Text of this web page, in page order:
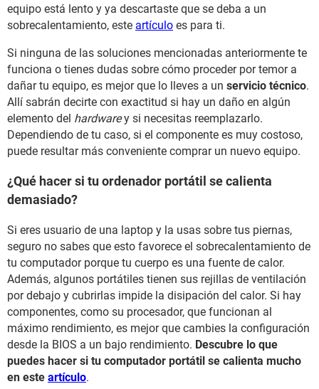
equipo está lento y ya descartaste que se deba a un
sobrecalentamiento, este artículo es para ti.
Si ninguna de las soluciones mencionadas anteriormente te
funciona o tienes dudas sobre cómo proceder por temor a
dañar tu equipo, es mejor que lo lleves a un servicio técnico.
Allí sabrán decirte con exactitud si hay un daño en algún
elemento del hardwarey si necesitas reemplazarlo.
Dependiendo de tu caso, si el componente es muy costoso,
puede resultar más conveniente comprar un nuevo equipo.
¿Qué hacer si tu ordenador portátil se calienta
demasiado?
Si eres usuario de una laptop y la usas sobre tus piernas,
seguro no sabes que esto favorece el sobrecalentamiento de
tu computador porque tu cuerpo es una fuente de calor.
Además, algunos portátiles tienen sus rejillas de ventilación
por debajo y cubrirlas impide la disipación del calor. Si hay
componentes, como su procesador, que funcionan al
máximo rendimiento, es mejor que cambies la configuración
desde la BIOS a un bajo rendimiento. Descubre lo que
puedes hacer si tu computador portátil se calienta mucho
en este artículo.